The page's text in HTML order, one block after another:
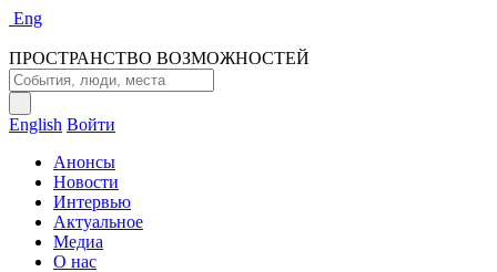
Eng
ПРОСТРАНСТВО ВОЗМОЖНОСТЕЙ
English Войти
Анонсы
Новости
Интервью
Актуальное
Медиа
О нас